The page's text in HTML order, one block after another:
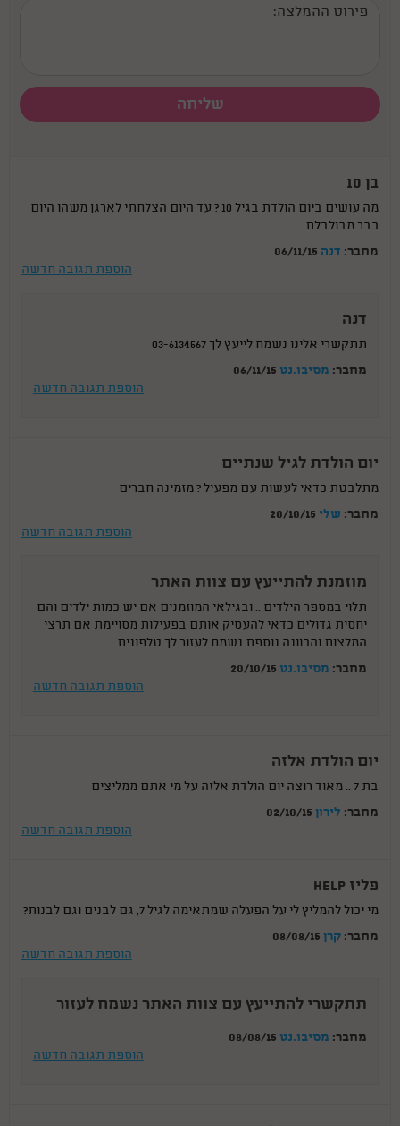
בן 10
מה עושים ביום הולדת בגיל 10 ? עד היום הצלחתי לארגן משהו היום
כבר מבולבלת
מחבר: דנה
הוספת תגובה חדשה
דנה
תתקשרי אלינו נשמח לייעץ לך 03-6134567
מחבר: מסיבו.נט
הוספת תגובה חדשה
יום הולדת לגיל שנתיים
מתלבטת כדאי לעשות עם מפעיל ? מזמינה חברים
מחבר: שלי
הוספת תגובה חדשה
מוזמנת להתייעץ עם צוות האתר
תלוי במספר הילדים .. ובגילאי המוזמנים אם יש כמות ילדים והם
יחסית גדולים כדאי להעסיק אותם בפעילות מסויימת אם תרצי
המלצות והכוונה נוספת נשמח לעזור לך טלפונית
מחבר: מסיבו.נט
הוספת תגובה חדשה
יום הולדת אלזה
בת 7 .. מאוד רוצה יום הולדת אלזה על מי אתם ממליצים
מחבר: לירון02/10/15
הוספת תגובה חדשה
פליז HELP
מי יכול להמליץ לי על הפעלה שמתאימה לגיל 7, גם לבנים וגם לבנות?
מחבר: קרן08/08/15
הוספת תגובה חדשה
תתקשרי להתייעץ עם צוות האתר נשמח לעזור
מחבר: מסיבו.נט
הוספת תגובה חדשה